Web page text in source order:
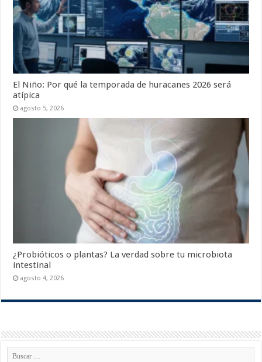
El Niño: Por qué la temporada de huracanes 2026 será
atípica
agosto 5, 2026
¿Probióticos o plantas? La verdad sobre tu microbiota
intestinal
agosto 4, 2026